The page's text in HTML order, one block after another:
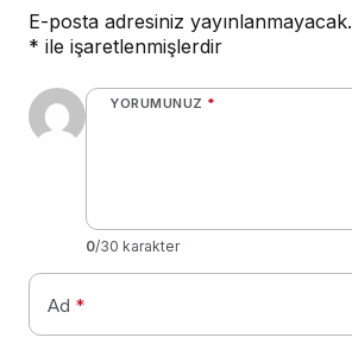
E-posta adresiniz yayınlanmayacak.
* ile işaretlenmişlerdir
YORUMUNUZ *
0/30 karakter
Ad *